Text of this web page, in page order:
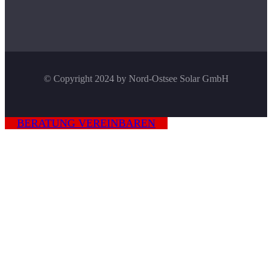
© Copyright 2024 by Nord-Ostsee Solar GmbH
BERATUNG VEREINBAREN